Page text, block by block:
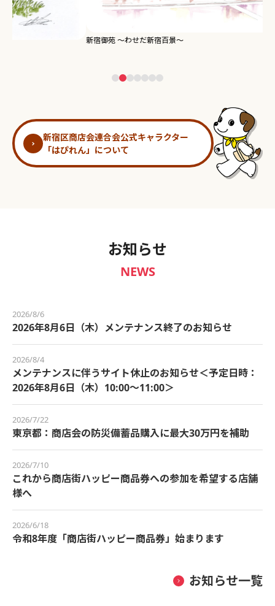
新宿御苑 ～わせだ新宿百景～
新宿区商店会連合会公式キャラクター
「はぴれん」について
お知らせ
NEWS
2026/8/6
2026年8月6日（木）メンテナンス終了のお知らせ
2026/8/4
メンテナンスに伴うサイト休止のお知らせ＜予定日時：
2026年8月6日（木）10:00～11:00＞
2026/7/22
東京都：商店会の防災備蓄品購入に最大30万円を補助
2026/7/10
これから商店街ハッピー商品券への参加を希望する店舗
様へ
2026/6/18
令和8年度「商店街ハッピー商品券」始まります
お知らせ一覧